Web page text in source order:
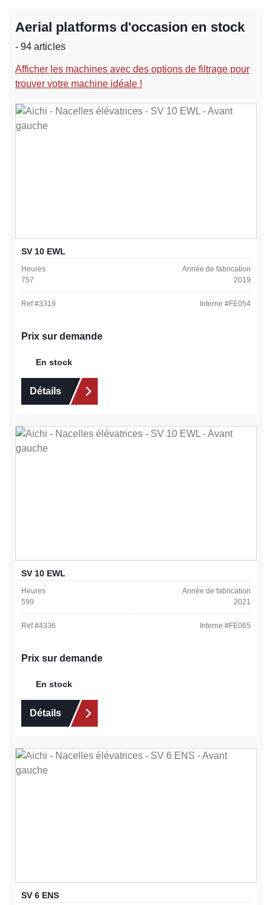
Aerial platforms d'occasion en stock
- 94 articles
Afficher les machines avec des options de filtrage pour
trouver votre machine idéale !
SV 10 EWL
Heures
757
Année de fabrication
2019
Ref #3319 Interne #FE054
Prix sur demande
En stock
Détails
SV 10 EWL
Heures
599
Année de fabrication
2021
Ref #4336 Interne #FE065
Prix sur demande
En stock
Détails
SV 6 ENS